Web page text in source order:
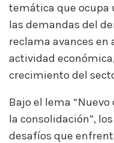
temática que ocupa
las demandas del
reclama avances en
actividad
crecimiento del
Bajo el lema
la consolidación”,
desafíos que